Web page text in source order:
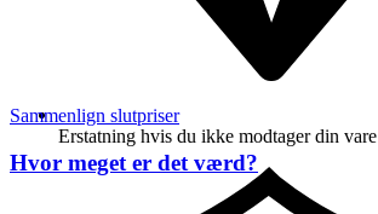
Erstatning hvis du ikke modtager din vare
Sammenlign slutpriser
Hvor meget er det værd?